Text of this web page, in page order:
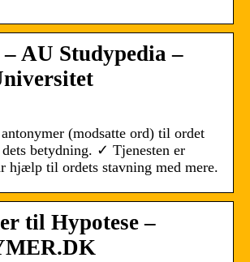
– AU Studypedia –
(modsatte ord) til ordet
dets betydning. ✓ Tjenesten er
hjælp til ordets stavning med mere.
til Hypotese –